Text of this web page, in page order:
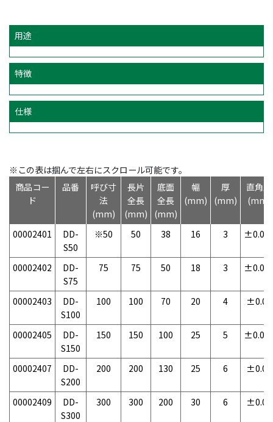
用途
特徴
仕様
※この表は掴んで左右にスクロール可能です。
商品コー
ド
品番
呼び寸
法
(mm)
長片
全長
(mm)
底面
全長
(mm)
幅
(mm)
厚
(mm)
直角度
(mm)
00002401
DD-
S50
※50 50 38 16 3
00002402
DD-
S75
75 75 50 18 3
00002403
DD-
S100
100 100 70 20 4 ±0.03
00002405
DD-
S150
150 150 100 25 5
00002407
DD-
S200
200 200 130 25 6 ±0.04
00002409
DD-
S300
300 300 200 30 6 ±0.05